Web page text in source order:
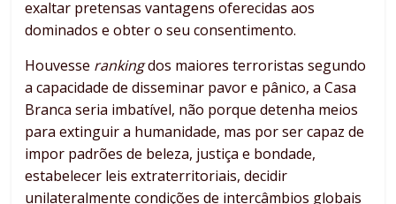
exaltar pretensas vantagens oferecidas aos
dominados e obter o seu consentimento.
Houvesse rankingdos maiores terroristas segundo
a capacidade de disseminar pavor e pânico, a Casa
Branca seria imbatível, não porque detenha meios
para extinguir a humanidade, mas por ser capaz de
impor padrões de beleza, justiça e bondade,
estabelecer leis extraterritoriais, decidir
unilateralmente condições de intercâmbios globais